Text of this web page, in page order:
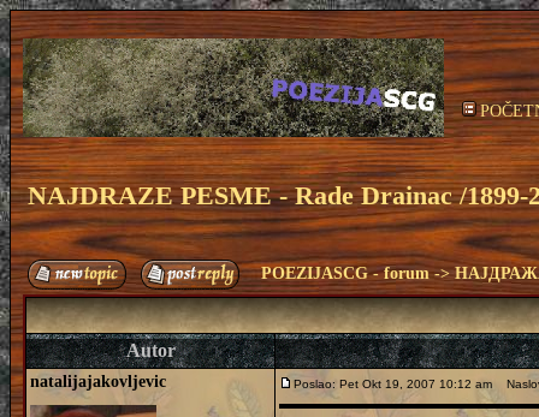
NAJDRAZE PESME - Rade Drainac /1899-
POEZIJASCG - forum ->
Autor
natalijajakovljevic Poslao: Pet Okt 19, 2007 10:12 am